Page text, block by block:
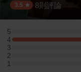
3.5 ·8則評論
5
5 星：0 則評論
4
4 星：1 則評論
3
3 星：0 則評論
2
2 星：0 則評論
1
1 星：0 則評論